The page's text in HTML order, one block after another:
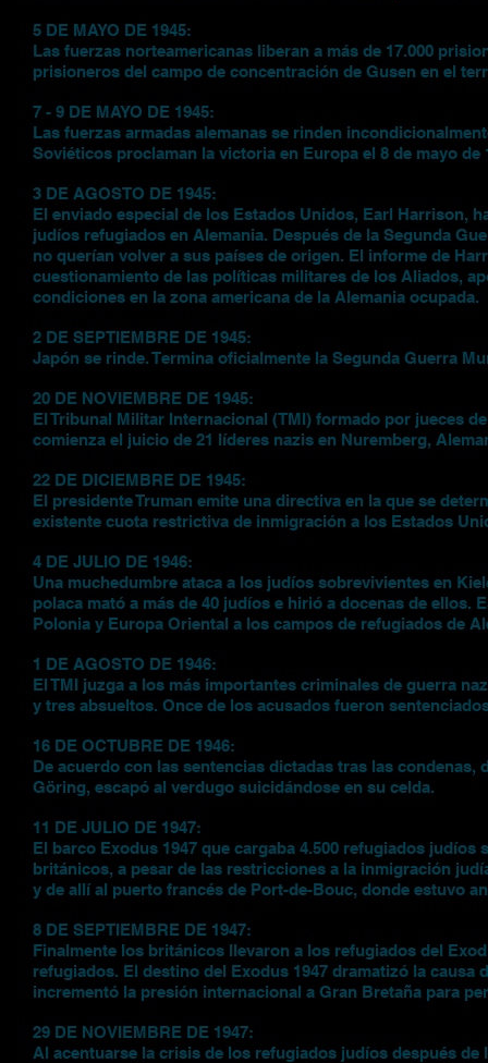
5 DE MAYO DE 1945:
Las fuerzas norteamericanas liberan a más de 17.000
prisioneros del campo de concentración de Gusen en el
7 - 9 DE MAYO DE 1945:
Las fuerzas armadas alemanas se rinden
Soviéticos proclaman la victoria en Europa el 8 de mayo de
3 DE AGOSTO DE 1945:
El enviado especial de los Estados Unidos, Earl Harrison,
judíos refugiados en Alemania. Después de la Segunda
no querían volver a sus países de origen. El informe de
cuestionamiento de las políticas militares de los Aliados,
condiciones en la zona americana de la Alemania ocupada.
2 DE SEPTIEMBRE DE 1945:
Japón se rinde. Termina oficialmente la Segunda Guerra
20 DE NOVIEMBRE DE 1945:
El Tribunal Militar Internacional (TMI) formado por jueces
comienza el juicio de 21 líderes nazis en Nuremberg,
22 DE DICIEMBRE DE 1945:
El presidente Truman emite una directiva en la que se
existente cuota restrictiva de inmigración a los Estados
4 DE JULIO DE 1946:
Una muchedumbre ataca a los judíos sobrevivientes en
polaca mató a más de 40 judíos e hirió a docenas de ellos.
Polonia y Europa Oriental a los campos de refugiados de
1 DE AGOSTO DE 1946:
El TMI juzga a los más importantes criminales de guerra
y tres absueltos. Once de los acusados fueron
16 DE OCTUBRE DE 1946:
De acuerdo con las sentencias dictadas tras las
Göring, escapó al verdugo suicidándose en su celda.
11 DE JULIO DE 1947:
El barco Exodus 1947 que cargaba 4.500 refugiados
británicos, a pesar de las restricciones a la inmigración
y de allí al puerto francés de Port-de-Bouc, donde estuvo
8 DE SEPTIEMBRE DE 1947:
Finalmente los británicos llevaron a los refugiados del
refugiados. El destino del Exodus 1947 dramatizó la
incrementó la presión internacional a Gran Bretaña para
29 DE NOVIEMBRE DE 1947:
Al acentuarse la crisis de los refugiados judíos después